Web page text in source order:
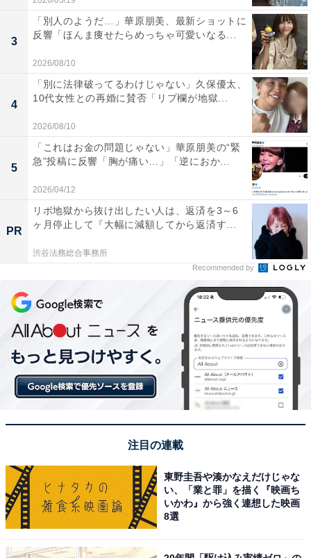
3
「別人のようだ…」華原朋美、最新ショットに
反響「ほんま痩せたらめっちゃ可愛いなる...
2026/08/10
4
「別に法律破ってるわけじゃない」久保優太、
10代女性との再婚に賛否「リプ欄が地獄...
2026/08/10
5
「これはお金の問題じゃない」華原朋美の“緊
急”投稿に反響「胸が痛い…」「逆におか...
2026/04/12
PR
リボ地獄から抜け出したい人は、返済を3～6
ヶ月停止して『大幅に減額してから返済す...
渋谷法務総合事務所
Recommended by
注目の連載
東野圭吾や湊かなえだけじゃな
い、「業と罪」を描く『映画ち
いかわ』から強く連想した映画
8選